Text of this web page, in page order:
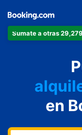
Sumate a otras
en